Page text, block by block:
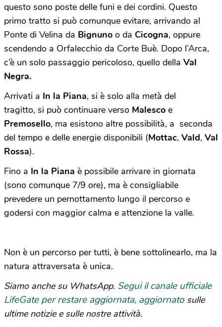
questo sono poste delle funi e dei cordini. Questo
primo tratto si può comunque evitare, arrivando al
Ponte di Velina da Bignuno o da Cicogna, oppure
scendendo a Orfalecchio da Corte Buè. Dopo l’Arca,
c’è un solo passaggio pericoloso, quello della Val
Negra.
Arrivati a In la Piana, si è solo alla metà del
tragitto, si può continuare verso Malesco e
Premosello, ma esistono altre possibilità, a seconda
del tempo e delle energie disponibili (Mottac, Vald, Val
Rossa).
Fino a In la Piana è possibile arrivare in giornata
(sono comunque 7/9 ore), ma è consigliabile
prevedere un pernottamento lungo il percorso e
godersi con maggior calma e attenzione la valle.
Non è un percorso per tutti, è bene sottolinearlo, ma la
natura attraversata è unica.
Siamo anche su WhatsApp. Segui il canale ufficiale
LifeGate per restare aggiornata, aggiornato sulle
ultime notizie e sulle nostre attività.